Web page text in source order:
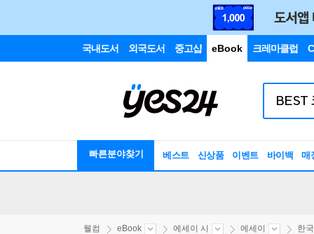
국내도서 외국도서 중고샵 eBook 크레마클럽
빠른분야찾기 베스트 신상품 이벤트 바이백 매
웰컴 eBook 에세이 시 에세이 한